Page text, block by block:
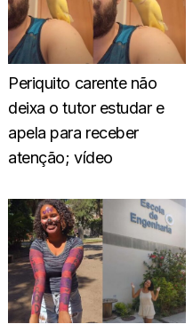
Periquito carente não
deixa o tutor estudar e
apela para receber
atenção; vídeo